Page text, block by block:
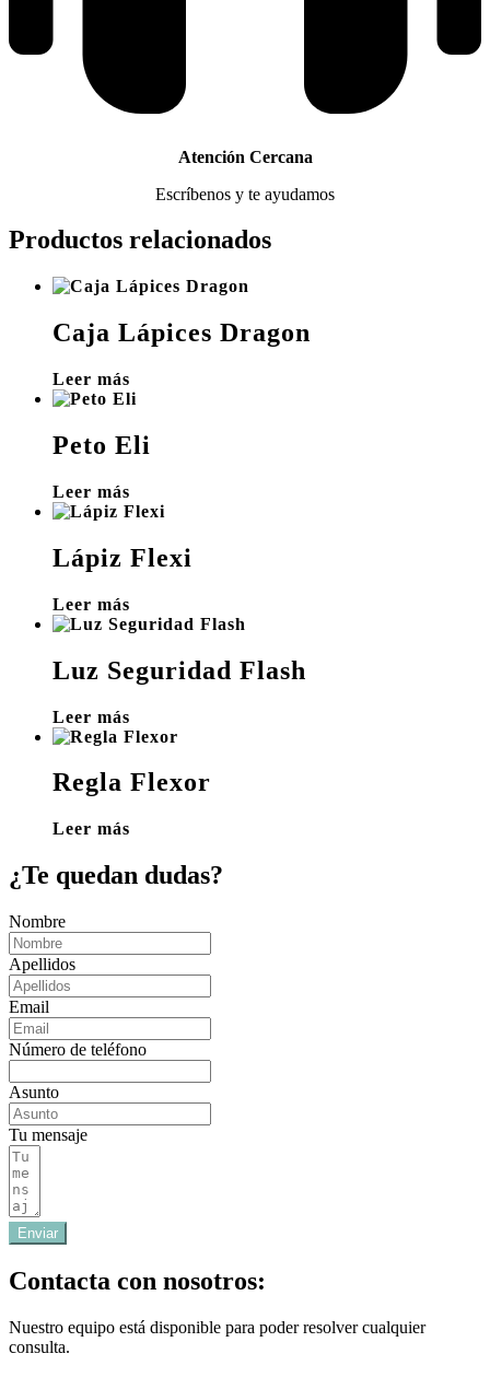
Atención Cercana
Escríbenos y te ayudamos
Productos relacionados
Caja Lápices Dragon
Leer más
Peto Eli
Leer más
Lápiz Flexi
Leer más
Luz Seguridad Flash
Leer más
Regla Flexor
Leer más
¿Te quedan dudas?
Nombre
Apellidos
Email
Número de teléfono
Asunto
Tu mensaje
Enviar
Contacta con nosotros:
Nuestro equipo está disponible para poder resolver cualquier
consulta.